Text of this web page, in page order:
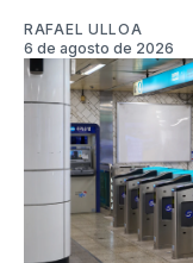
RAFAEL ULLOA
6 de agosto de 2026